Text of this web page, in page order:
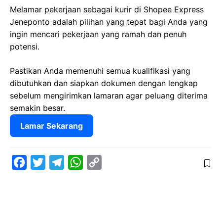
Melamar pekerjaan sebagai kurir di Shopee Express
Jeneponto adalah pilihan yang tepat bagi Anda yang
ingin mencari pekerjaan yang ramah dan penuh
potensi.
Pastikan Anda memenuhi semua kualifikasi yang
dibutuhkan dan siapkan dokumen dengan lengkap
sebelum mengirimkan lamaran agar peluang diterima
semakin besar.
Lamar Sekarang
W